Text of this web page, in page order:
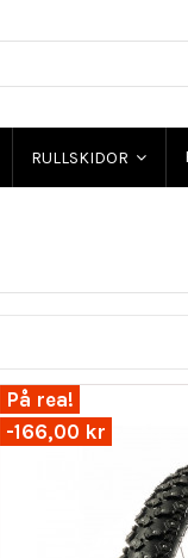
RULLSKIDOR
På rea!
-166,00 kr